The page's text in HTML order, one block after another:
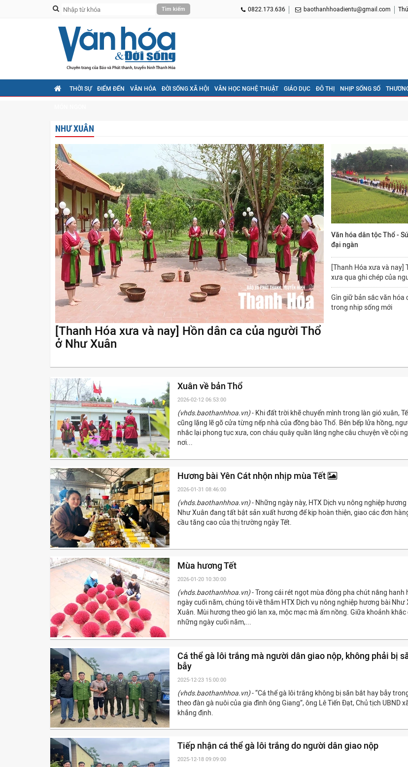
0822.173.636 baothanhhoadientu@gmail.com
THỜI SỰ ĐIỂM ĐẾN VĂN HÓA ĐỜI SỐNG XÃ HỘI VĂN HỌC NGHỆ THUẬT GIÁO DỤC ĐÔ THỊ NHỊP SỐNG SỐ
NHƯ XUÂN
[Thanh Hóa xưa và nay] Hồn dân ca của người Thổ
ở Như Xuân
Văn hóa dân tộc Thổ -
đại ngàn
[Thanh Hóa xưa và nay]
xưa qua ghi chép của
Gìn giữ bản sắc văn hóa
trong nhịp sống mới
Xuân về bản Thổ
2026-02-12 06:53:00
(vhds.baothanhhoa.vn)- Khi đất trời khẽ chuyển mình trong làn gió xuân,
cũng lặng lẽ gõ cửa từng nếp nhà của đồng bào Thổ. Bên bếp lửa hồng,
nhắc lại phong tục xưa, con cháu quây quần lắng nghe câu chuyện về cội
nơi...
Hương bài Yên Cát nhộn nhịp mùa Tết
2026-01-31 08:46:00
(vhds.baothanhhoa.vn)- Những ngày này, HTX Dịch vụ nông nghiệp hương
Như Xuân đang tất bật sản xuất hương để kịp hoàn thiện, giao các đơn
cầu tăng cao của thị trường ngày Tết.
Mùa hương Tết
2026-01-20 10:30:00
(vhds.baothanhhoa.vn)- Trong cái rét ngọt mùa đông pha chút nắng hanh
ngày cuối năm, chúng tôi về thăm HTX Dịch vụ nông nghiệp hương bài Như
Xuân. Mùi hương theo gió lan xa, mộc mạc mà ấm nồng. Giữa khoảnh khắc
những ngày cuối năm,...
Cá thể gà lôi trắng mà người dân giao nộp, không phải bị
bẫy
2025-12-23 15:00:00
(vhds.baothanhhoa.vn)- “Cá thể gà lôi trắng không bị săn bắt hay bẫy
theo đàn gà nuôi của gia đình ông Giang”, ông Lê Tiến Đạt, Chủ tịch UBND
khẳng định.
Tiếp nhận cá thể gà lôi trắng do người dân giao nộp
2025-12-18 09:09:00